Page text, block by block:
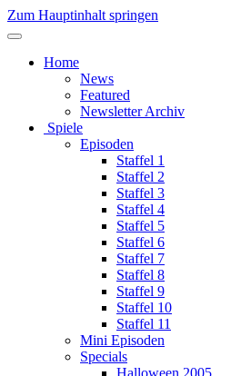
Zum Hauptinhalt springen
Home
News
Featured
Newsletter Archiv
Spiele
Episoden
Staffel 1
Staffel 2
Staffel 3
Staffel 4
Staffel 5
Staffel 6
Staffel 7
Staffel 8
Staffel 9
Staffel 10
Staffel 11
Mini Episoden
Specials
Halloween 2005